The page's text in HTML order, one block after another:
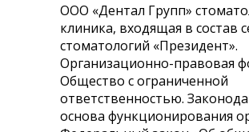
ООО «Дентал Групп»
клиника, входящая в состав
стоматологий «Президент».
Организационно-правовая
Общество с ограниченной
ответственностью.
основа функционирования